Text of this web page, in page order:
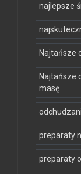
najlepsze
Najtańsze
Najtańsze
masę
preparaty
preparaty